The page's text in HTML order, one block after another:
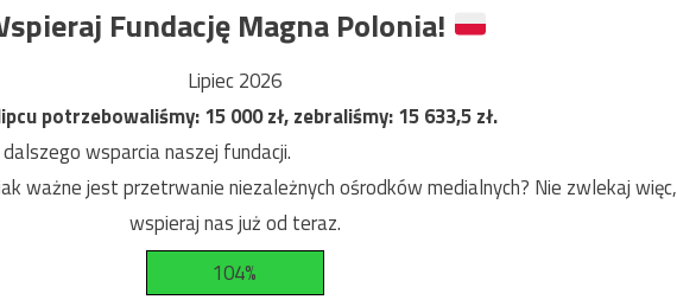
Fundację Magna Polonia!
Lipiec 2026
potrzebowaliśmy:15 000zł, zebraliśmy:15 633,5zł.
wsparcia naszej fundacji.
ważne jest przetrwanie niezależnych ośrodków medialnych? Nie zwlekaj więc,
wspieraj nas już od teraz.
104%